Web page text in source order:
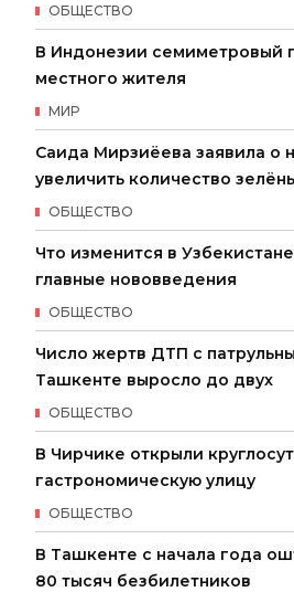
ОБЩЕСТВО
В Индонезии семиметровый
местного жителя
МИР
Саида Мирзиёева заявила о
увеличить количество
ОБЩЕСТВО
Что изменится в Узбекистане
главные нововведения
ОБЩЕСТВО
Число жертв ДТП с
Ташкенте выросло до двух
ОБЩЕСТВО
В Чирчике открыли
гастрономическую улицу
ОБЩЕСТВО
В Ташкенте с начала года
80 тысяч безбилетников